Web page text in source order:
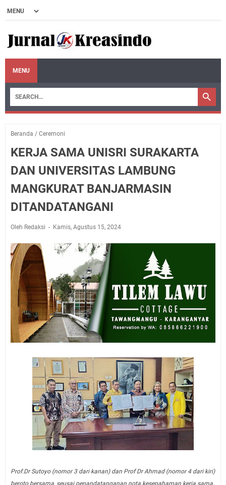
MENU
Beranda / Ceremoni
KERJA SAMA UNISRI SURAKARTA
DAN UNIVERSITAS LAMBUNG
MANGKURAT BANJARMASIN
DITANDATANGANI
Oleh Redaksi Kamis, Agustus 15, 2024
Prof.Dr Sutoyo (nomor 3 dari kanan) dan Prof Dr Ahmad (nomor 4 dari kiri)